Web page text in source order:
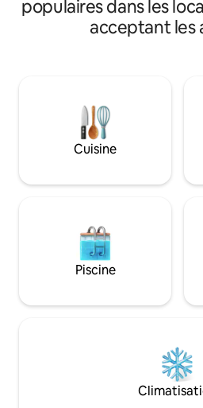
tandis que la scène extérieure
les amateurs de barbecue.
une salle à manger extérieure et
nombreux espaces de détente.
preuve de créativité et organisez
prochain événement familial sous
populaires dans les
acceptant les
Cuisine
Piscine